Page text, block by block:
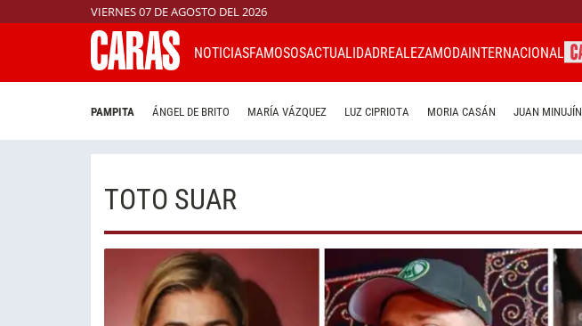
VIERNES 07 DE AGOSTO DEL 2026
NOTICIASFAMOSOSACTUALIDADREALEZAMODAINTERNACIONAL
PAMPITA ÁNGEL DE BRITO MARÍA VÁZQUEZ LUZ CIPRIOTA MORIA CASÁN JUAN MINUJÍN
TOTO SUAR